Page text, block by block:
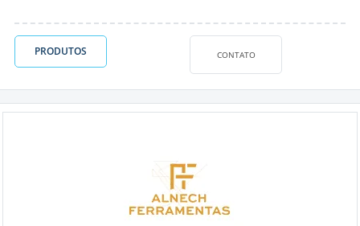
PRODUTOS CONTATO